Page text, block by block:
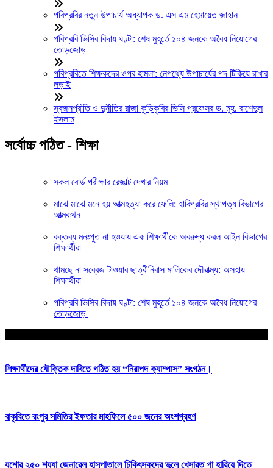
পবিপ্রবির নতুন উপাচার্য অধ্যাপক ড. এস এম হেমায়েত জাহান
পবিপ্রবি ভিসির বিদায় ঘণ্টা: শেষ মুহূর্তে ১০৪ জনকে অবৈধ নিয়োগের
তোড়জোড়
পবিপ্রবিতে শিক্ষকদের ওপর হামলা: নেপথ্যে উপাচার্যের পদ টিকিয়ে রাখার
লড়াই
স্বজনপ্রীতি ও দুর্নীতির রাজা কুড়িকৃবির ভিসি প্রফেসর ড. মুহ. রাশেদুল
ইসলাম
সর্বোচ্চ পঠিত - শিক্ষা
সকল বোর্ড পরীক্ষার রেজাল্ট দেখার নিয়ম
মাঝে মাঝে মনে হয় আত্মহত্যা করে ফেলি: হাবিপ্রবির স্থাপত্য বিভাগের
আত্মকথন
বক্তব্য মনঃপুত না হওয়ায় এক শিক্ষার্থীকে অবরুদ্ধ করল আইন বিভাগের
শিক্ষার্থীরা
থামছে না সব্বেজ টাওয়ার ছাত্রীনিবাস মালিকের দৌরাত্ম্য: অসহায়
শিক্ষার্থীরা
পবিপ্রবি ভিসির বিদায় ঘণ্টা: শেষ মুহূর্তে ১০৪ জনকে অবৈধ নিয়োগের
তোড়জোড়
শিক্ষার্থীদের যৌক্তিক দাবিতে গঠিত হয় “নিরাপদ ক‍্যাম্পাস” সংগঠন।
বাকৃবিতে রংপুর সমিতির ইফতার মাহফিলে ৫০০ জনের অংশগ্রহণ
যশোর ২৫০ শয্যা জেনারেল হাসপাতালে চিকিৎসকদের ভুলে খেসারত পা হারিয়ে দিতে